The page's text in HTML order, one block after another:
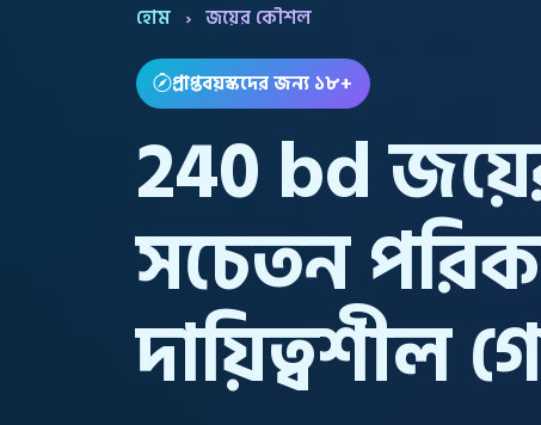
হোম › জয়ের কৌশল
প্রাপ্তবয়স্কদের জন্য ১৮+
240 bd
সচেতন
দায়িত্বশীল